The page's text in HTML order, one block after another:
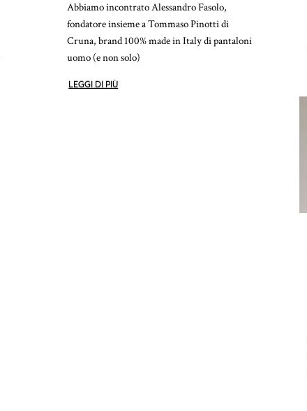
Abbiamo incontrato Alessandro Fasolo,
fondatore insieme a Tommaso Pinotti di
Cruna, brand 100% made in Italy di pantaloni
uomo (e non solo)
LEGGI DI PIÙ